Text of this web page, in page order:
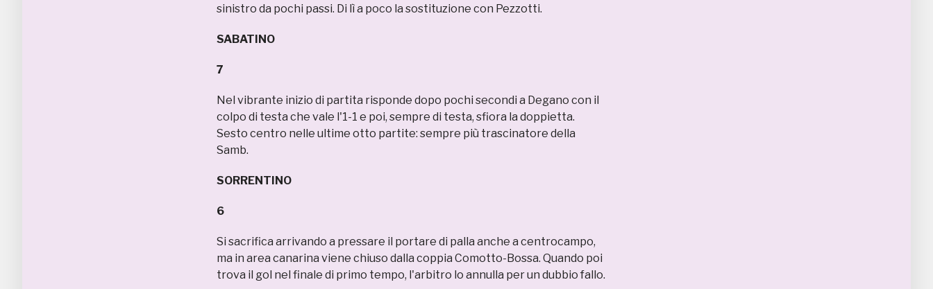
sinistro da pochi passi. Di lì a poco la sostituzione con Pezzotti.
SABATINO
7
Nel vibrante inizio di partita risponde dopo pochi secondi a Degano con il
colpo di testa che vale l'1-1 e poi, sempre di testa, sfiora la doppietta.
Sesto centro nelle ultime otto partite: sempre più trascinatore della
Samb.
SORRENTINO
6
Si sacrifica arrivando a pressare il portare di palla anche a centrocampo,
ma in area canarina viene chiuso dalla coppia Comotto-Bossa. Quando poi
trova il gol nel finale di primo tempo, l'arbitro lo annulla per un dubbio fallo.